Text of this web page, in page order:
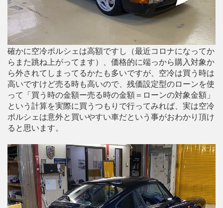
確かに空冷ポルシェは高額ですし（最近コロナになってか
らまた跳ね上がってます）、価格的に端っから購入対象か
ら外されてしまってるかたも多いですが、空冷は買う時は
高いですけど売る時も高いので、残価設定型のローンを使
って「買う時の金額ー売る時の金額＝ローンの対象金額」
という計算を実際に買うつもりで行ってみれば、実は空冷
ポルシェは意外と買いやすい車だという事がおわかり頂け
ると思います。